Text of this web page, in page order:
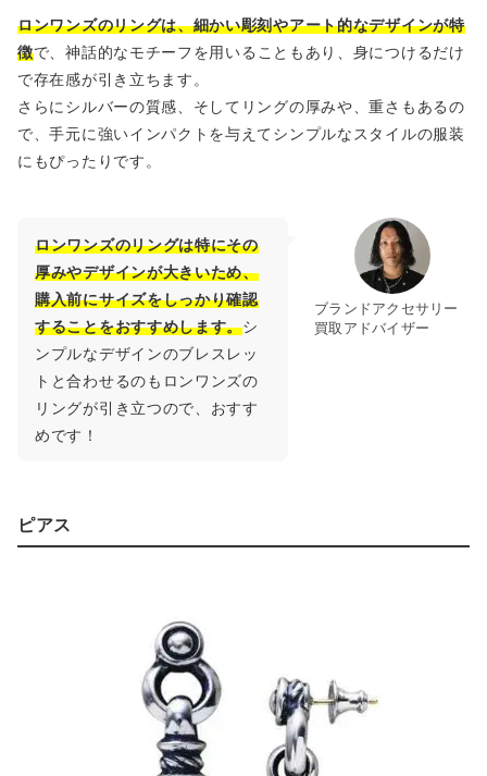
ロンワンズのリングは、細かい彫刻やアート的なデザインが特
徴で、神話的なモチーフを用いることもあり、身につけるだけ
で存在感が引き立ちます。
さらにシルバーの質感、そしてリングの厚みや、重さもあるの
で、手元に強いインパクトを与えてシンプルなスタイルの服装
にもぴったりです。
ブランドアクセサリー
買取アドバイザー
ロンワンズのリングは特にその
厚みやデザインが大きいため、
購入前にサイズをしっかり確認
することをおすすめします。シ
ンプルなデザインのブレスレッ
トと合わせるのもロンワンズの
リングが引き立つので、おすす
めです！
ピアス